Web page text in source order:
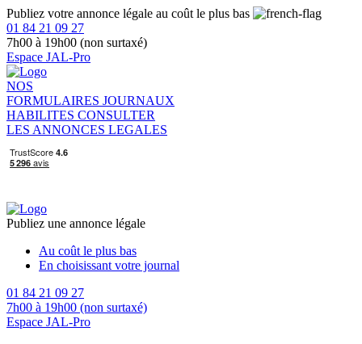
Publiez votre annonce légale au coût le plus bas
01 84 21 09 27
7h00 à 19h00 (non surtaxé)
Espace JAL-Pro
NOS
FORMULAIRES JOURNAUX
HABILITES CONSULTER
LES ANNONCES LEGALES
Publiez une annonce légale
Au coût le plus bas
En choisissant votre journal
01 84 21 09 27
7h00 à 19h00 (non surtaxé)
Espace JAL-Pro